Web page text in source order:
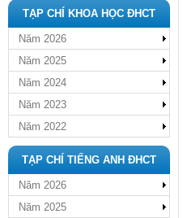
TẠP CHÍ KHOA HỌC ĐHCT
Năm 2026
Năm 2025
Năm 2024
Năm 2023
Năm 2022
TẠP CHÍ TIẾNG ANH ĐHCT
Năm 2026
Năm 2025